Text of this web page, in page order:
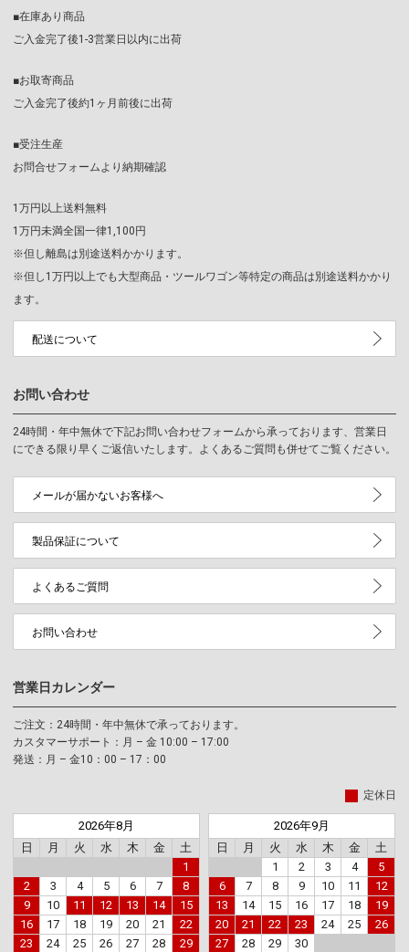
■在庫あり商品
ご入金完了後1-3営業日以内に出荷
■お取寄商品
ご入金完了後約1ヶ月前後に出荷
■受注生産
お問合せフォームより納期確認
1万円以上送料無料
1万円未満全国一律1,100円
※但し離島は別途送料かかります。
※但し1万円以上でも大型商品・ツールワゴン等特定の商品は別途送料かかり
ます。
配送について
お問い合わせ
24時間・年中無休で下記お問い合わせフォームから承っております、営業日
にできる限り早くご返信いたします。よくあるご質問も併せてご覧ください。
メールが届かないお客様へ
製品保証について
よくあるご質問
お問い合わせ
営業日カレンダー
ご注文：24時間・年中無休で承っております。
カスタマーサポート：月 – 金 10:00 – 17:00
発送：月 – 金10：00 – 17：00
定休日
2026年8月
日
月 火 水 木 金
土
1
2
3 4 5 6 7
8
9
10 11 12 13 14
15
16
17 18 19 20 21
22
23
24 25 26 27 28
29
2026年9月
日
月 火 水 木 金
土
1
2 3 4
5
6
7 8 9 10 11
12
13
14 15 16 17 18
19
20
21 22 23 24 25
26
27
28 29 30